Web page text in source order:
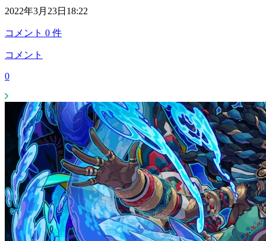
2022年3月23日18:22
コメント 0 件
コメント
0